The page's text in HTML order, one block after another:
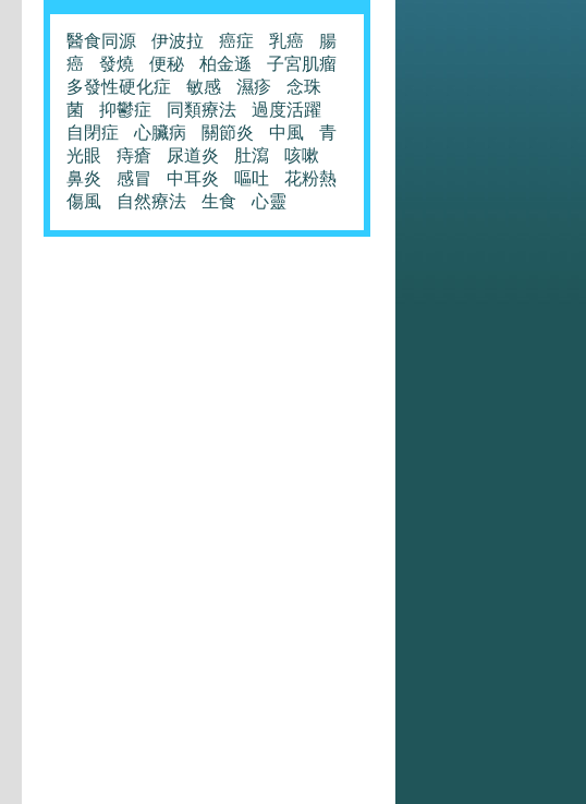
醫食同源 伊波拉 癌症 乳癌
腸
癌
發燒 便秘 柏金遜
子宮肌瘤
多發性硬化症
敏感 濕疹
念珠
菌
抑鬱症 同類療法
過度活躍
自閉症
心臟病 關節炎 中風
青
光眼
痔瘡 尿道炎 肚瀉
咳嗽
鼻炎
感冒 中耳炎 嘔吐
花粉熱
傷風
自然療法 生食 心靈